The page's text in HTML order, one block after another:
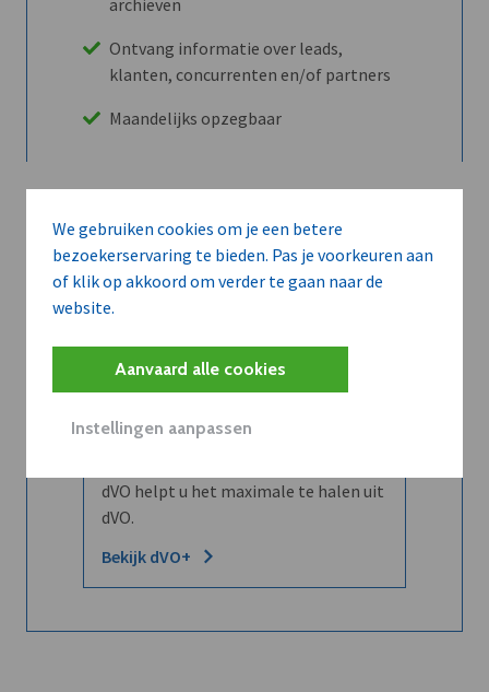
We gebruiken cookies om je een betere
bezoekerservaring te bieden. Pas je voorkeuren aan
of klik op akkoord om verder te gaan naar de
website.
Aanvaard alle cookies
Instellingen aanpassen
archieven
Ontvang informatie over leads,
klanten, concurrenten en/of partners
Maandelijks opzegbaar
Abboneer
kent?
dVO helpt u het maximale te halen uit
dVO.
Bekijk dVO+